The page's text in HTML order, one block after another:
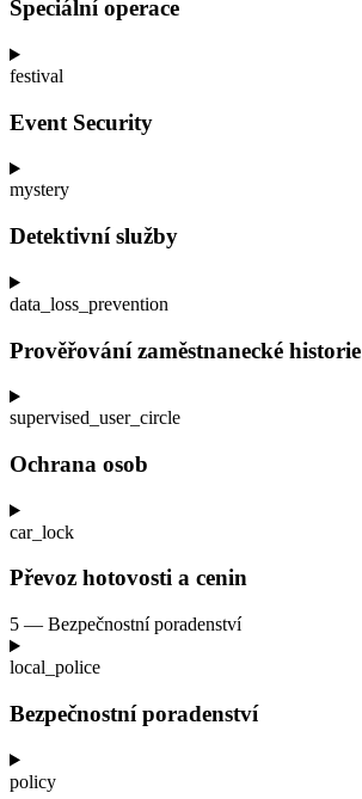
Speciální operace
festival
Event Security
mystery
Detektivní služby
data_loss_prevention
Prověřování zaměstnanecké historie
supervised_user_circle
Ochrana osob
car_lock
Převoz hotovosti a cenin
5 — Bezpečnostní poradenství
local_police
Bezpečnostní poradenství
policy